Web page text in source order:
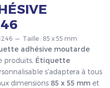
— Taille : 85 x 55 mm
adhésive moutarde
produits, Étiquette
s'adaptera à tous
dimensions 85 x 55 mm et